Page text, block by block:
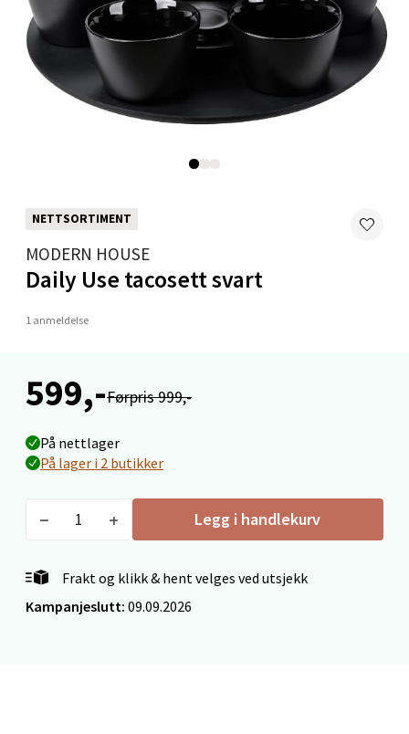
NETTSORTIMENT
MODERN HOUSE
Daily Use tacosett svart
1 anmeldelse
599,-Førpris 999,-
På nettlager
På lager i 2 butikker
Legg i handlekurv
Frakt og klikk & hent velges ved utsjekk
Kampanjeslutt: 09.09.2026
Mandal - Alti Mandal
Skarvøyveien 55, 4517 Mandal
Åpent i dag 10-20
Mo i Rana - Thon Senter Mo i Rana
Åpent i dag 09-19
Ålesund - Thon Senter Moa
Langelandsvegen 25, 6010 Ålesund